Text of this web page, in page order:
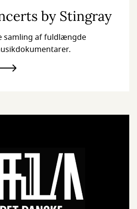
by Stingray
samling af fuldlængde